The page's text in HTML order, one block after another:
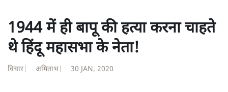
1944 में ही बापू की हत्या करना चाहते
थे हिंदू महासभा के नेता!
विचार अमिताभ 30 JAN, 2020